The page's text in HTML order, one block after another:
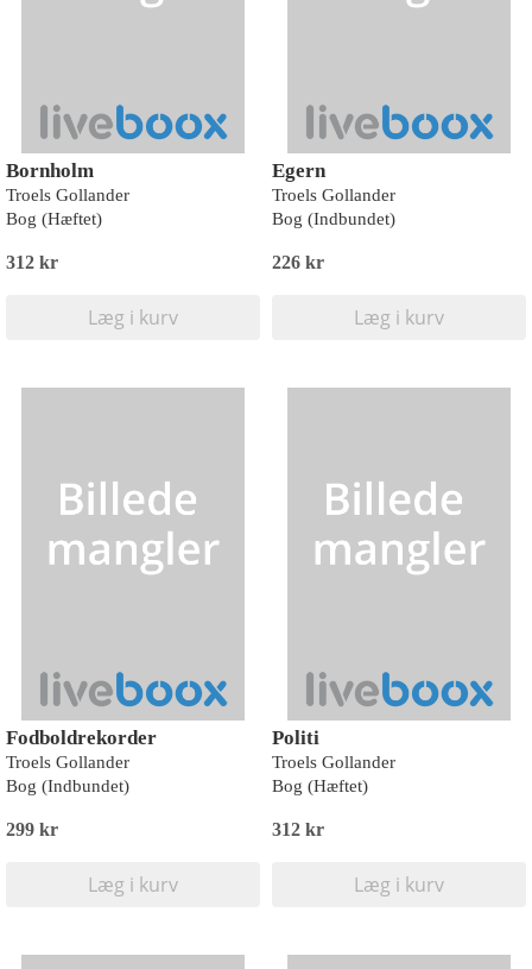
Bornholm
Troels Gollander
Bog (Hæftet)
312 kr
Læg i kurv
Egern
Troels Gollander
Bog (Indbundet)
226 kr
Læg i kurv
Fodboldrekorder
Troels Gollander
Bog (Indbundet)
299 kr
Læg i kurv
Politi
Troels Gollander
Bog (Hæftet)
312 kr
Læg i kurv